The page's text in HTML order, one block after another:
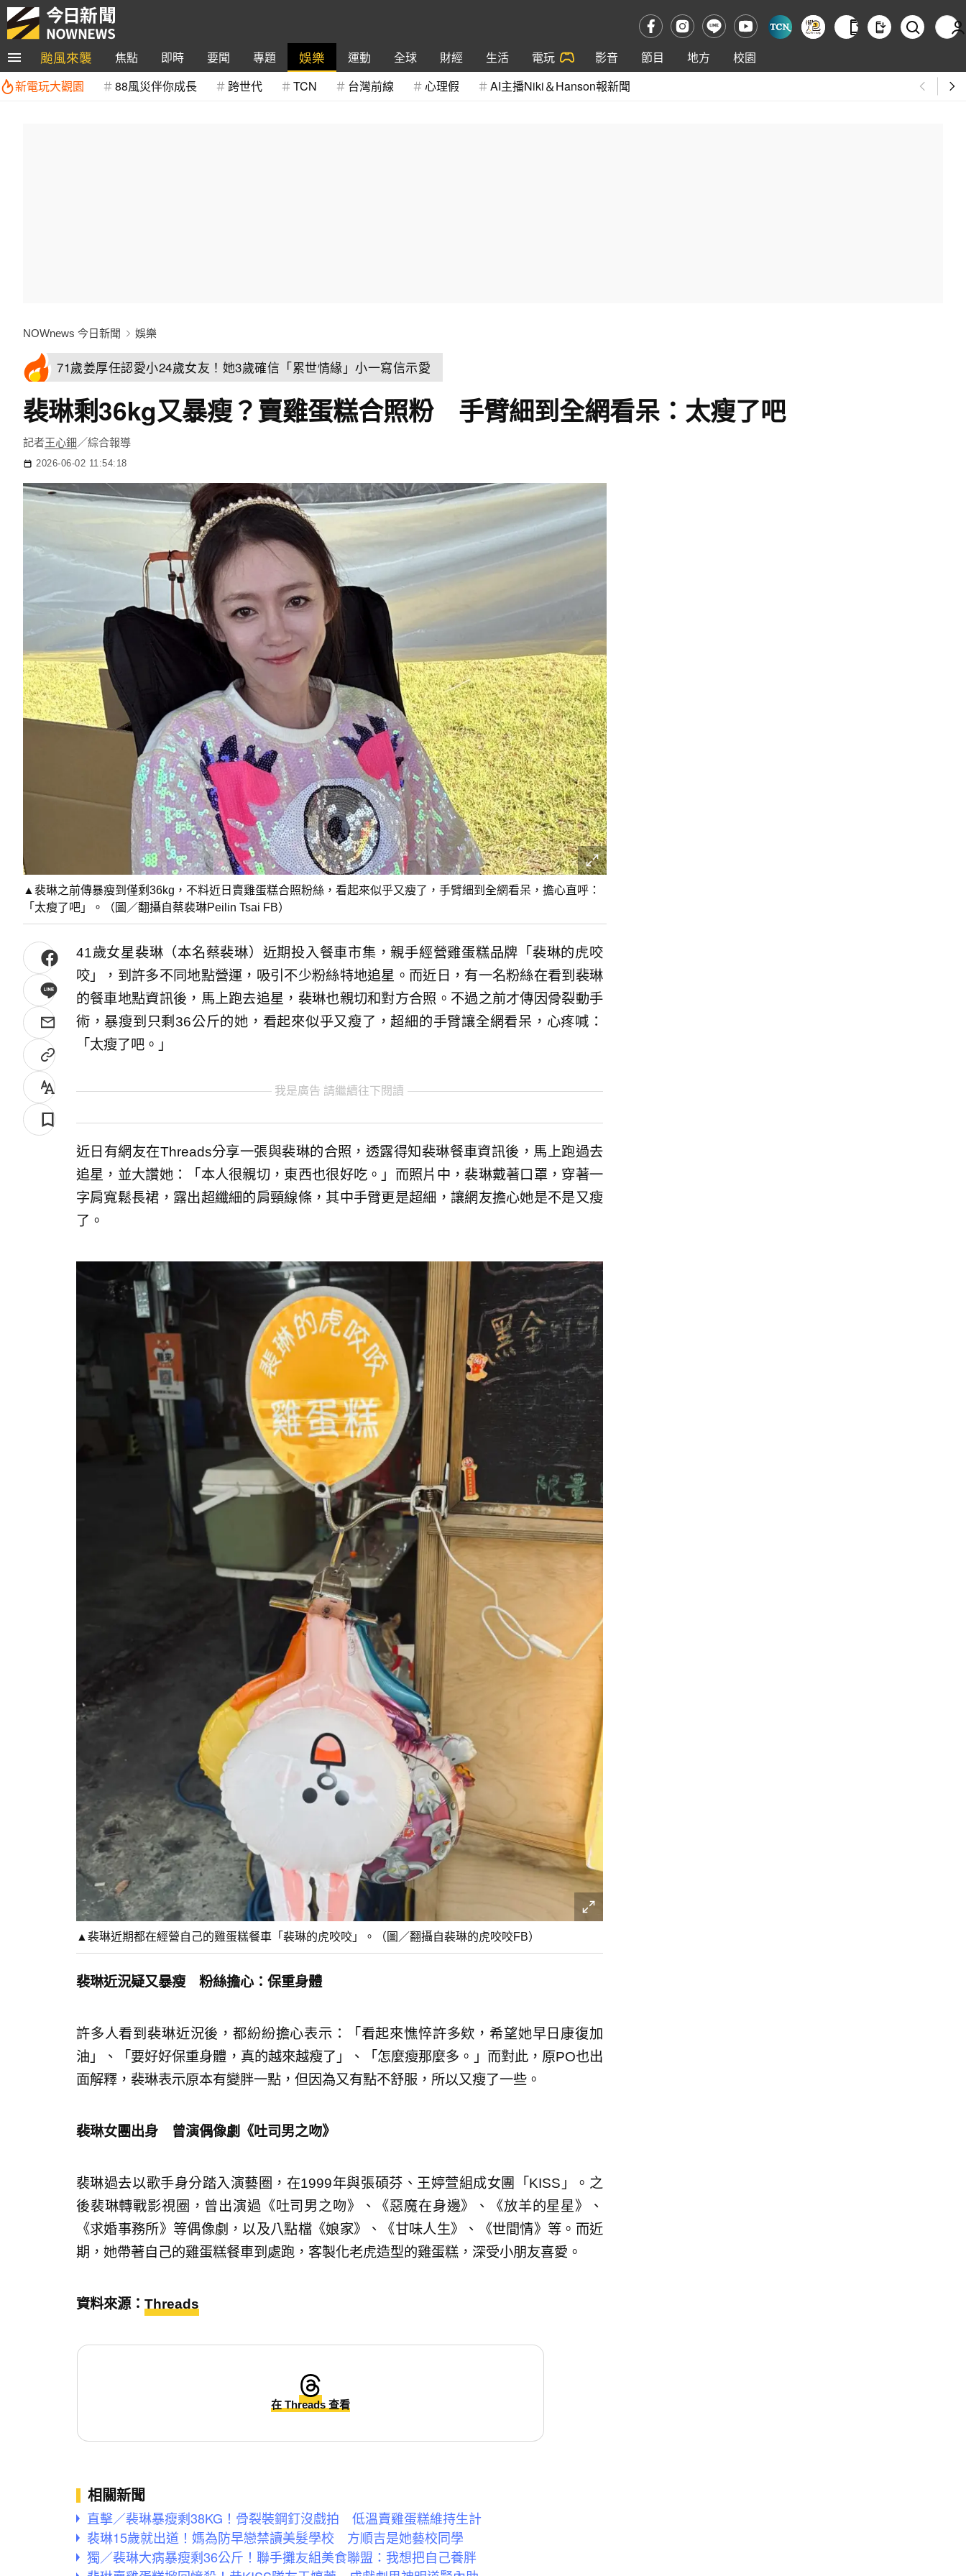
颱風來襲 焦點 即時 要聞 專題 娛樂 運動 全球 財經 生活 電玩 影音 節目 地方
校園
新電玩大觀園
88風災伴你成長 跨世代 TCN 台灣前線 心理假 AI主播Niki＆Hanson報新聞
NOWnews 今日新聞 娛樂
71歲姜厚任認愛小24歲女友！她3歲確信「累世情緣」小一寫信示愛
裴琳剩36kg又暴瘦？賣雞蛋糕合照粉 手臂細到全網看呆：太瘦了吧
記者王心鈿 ／綜合報導
2026-06-02 11:54:18
▲裴琳之前傳暴瘦到僅剩36kg，不料近日賣雞蛋糕合照粉絲，看起來似乎又瘦了，手臂細到全網看呆，擔心直呼：
「太瘦了吧」。（圖／翻攝自蔡裴琳Peilin Tsai FB）
41歲女星裴琳（本名蔡裴琳）近期投入餐車市集，親手經營雞蛋糕品牌「裴琳的虎咬
咬」，到許多不同地點營運，吸引不少粉絲特地追星。而近日，有一名粉絲在看到裴琳
的餐車地點資訊後，馬上跑去追星，裴琳也親切和對方合照。不過之前才傳因骨裂動手
術，暴瘦到只剩36公斤的她，看起來似乎又瘦了，超細的手臂讓全網看呆，心疼喊：
「太瘦了吧。」
我是廣告 請繼續往下閱讀
近日有網友在Threads分享一張與裴琳的合照，透露得知裴琳餐車資訊後，馬上跑過去
追星，並大讚她：「本人很親切，東西也很好吃。」而照片中，裴琳戴著口罩，穿著一
字肩寬鬆長裙，露出超纖細的肩頸線條，其中手臂更是超細，讓網友擔心她是不是又瘦
了。
▲裴琳近期都在經營自己的雞蛋糕餐車「裴琳的虎咬咬」。（圖／翻攝自裴琳的虎咬咬FB）
裴琳近況疑又暴瘦 粉絲擔心：保重身體
許多人看到裴琳近況後，都紛紛擔心表示：「看起來憔悴許多欸，希望她早日康復加
油」、「要好好保重身體，真的越來越瘦了」、「怎麼瘦那麼多。」而對此，原PO也出
面解釋，裴琳表示原本有變胖一點，但因為又有點不舒服，所以又瘦了一些。
裴琳女團出身 曾演偶像劇《吐司男之吻》
裴琳過去以歌手身分踏入演藝圈，在1999年與張碩芬、王婷萱組成女團「KISS」。之
後裴琳轉戰影視圈，曾出演過《吐司男之吻》、《惡魔在身邊》、《放羊的星星》、
《求婚事務所》等偶像劇，以及八點檔《娘家》、《甘味人生》、《世間情》等。而近
期，她帶著自己的雞蛋糕餐車到處跑，客製化老虎造型的雞蛋糕，深受小朋友喜愛。
資料來源： Threads
在 Threads 查看
相關新聞
直擊／裴琳暴瘦剩38KG！骨裂裝鋼釘沒戲拍 低溫賣雞蛋糕維持生計
裴琳15歲就出道！媽為防早戀禁讀美髮學校 方順吉是她藝校同學
獨／裴琳大病暴瘦剩36公斤！聯手攤友組美食聯盟：我想把自己養胖